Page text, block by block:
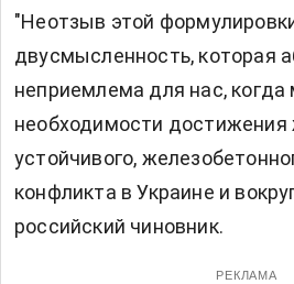
"Неотзыв этой
двусмысленность, которая
неприемлема для нас,
необходимости достижения
устойчивого,
конфликта в Украине и
российский чиновник.
РЕКЛАМА